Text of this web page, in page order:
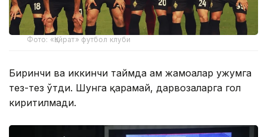
Фото: «Қайрат» футбол клуби
Биринчи ва иккинчи таймда ҳам жамоалар ҳужумга
тез-тез ўтди. Шунга қарамай, дарвозаларга гол
киритилмади.